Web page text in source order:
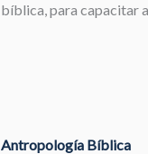
bíblica, para capacitar
Antropología Bíblica